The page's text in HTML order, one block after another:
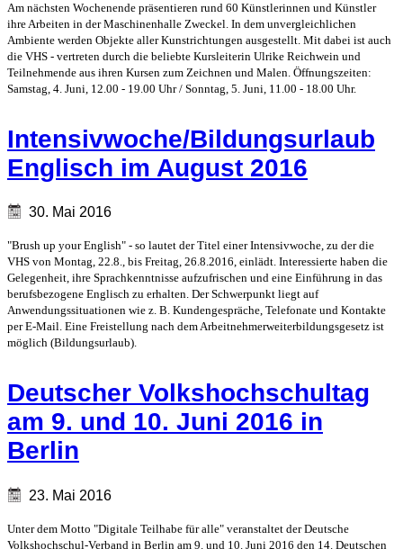
Am nächsten Wochenende präsentieren rund 60 Künstlerinnen und Künstler
ihre Arbeiten in der Maschinenhalle Zweckel. In dem unvergleichlichen
Ambiente werden Objekte aller Kunstrichtungen ausgestellt. Mit dabei ist auch
die VHS - vertreten durch die beliebte Kursleiterin Ulrike Reichwein und
Teilnehmende aus ihren Kursen zum Zeichnen und Malen. Öffnungszeiten:
Samstag, 4. Juni, 12.00 - 19.00 Uhr / Sonntag, 5. Juni, 11.00 - 18.00 Uhr.
Intensivwoche/Bildungsurlaub
Englisch im August 2016
30. Mai 2016
"Brush up your English" - so lautet der Titel einer Intensivwoche, zu der die
VHS von Montag, 22.8., bis Freitag, 26.8.2016, einlädt. Interessierte haben die
Gelegenheit, ihre Sprachkenntnisse aufzufrischen und eine Einführung in das
berufsbezogene Englisch zu erhalten. Der Schwerpunkt liegt auf
Anwendungssituationen wie z. B. Kundengespräche, Telefonate und Kontakte
per E-Mail. Eine Freistellung nach dem Arbeitnehmerweiterbildungsgesetz ist
möglich (Bildungsurlaub).
Deutscher Volkshochschultag
am 9. und 10. Juni 2016 in
Berlin
23. Mai 2016
Unter dem Motto "Digitale Teilhabe für alle" veranstaltet der Deutsche
Volkshochschul-Verband in Berlin am 9. und 10. Juni 2016 den 14. Deutschen